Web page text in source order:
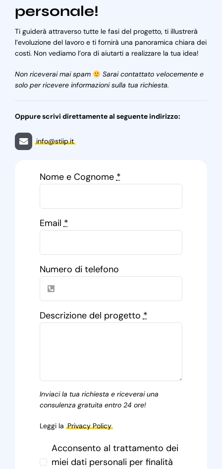
personale!
Ti guiderà attraverso tutte le fasi del progetto, ti illustrerà
l’evoluzione del lavoro e ti fornirà una panoramica chiara dei
costi. Non vediamo l’ora di aiutarti a realizzare la tua idea!
Non riceverai mai spam
Sarai contattato velocemente e
solo per ricevere informazioni sulla tua richiesta.
Oppure scrivi direttamente al seguente indirizzo:
info@stiip.it
Nome e Cognome*
Email*
Numero di telefono
Descrizione del progetto*
Inviaci la tua richiesta e riceverai una
consulenza gratuita entro 24 ore!
Leggi la Privacy Policy
Acconsento al trattamento dei
miei dati personali per finalità